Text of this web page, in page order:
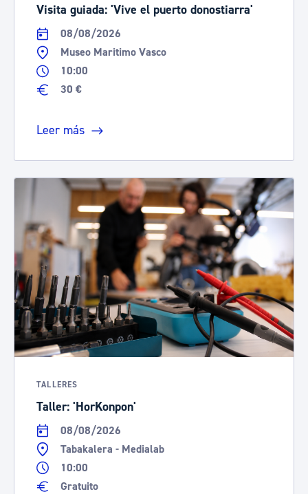
Visita guiada: 'Vive el puerto donostiarra'
08/08/2026
Museo Maritimo Vasco
10:00
30 €
Leer más
TALLERES
Taller: 'HorKonpon'
08/08/2026
Tabakalera - Medialab
10:00
Gratuito